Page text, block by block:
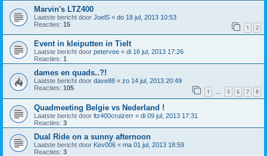
Marvin's LTZ400
Laatste bericht door JoelS « do 18 jul, 2013 10:53
Reacties: 15 1 2
Event in kleiputten in Tielt
Laatste bericht door petervee « di 16 jul, 2013 17:26
Reacties: 1
dames en quads..?!
Laatste bericht door dave88 « zo 14 jul, 2013 20:49
Reacties: 105 1 … 5 6 7 8
Quadmeeting Belgie vs Nederland !
Laatste bericht door ltz400cruizerr « di 09 jul, 2013 17:31
Reacties: 3
Dual Ride on a sunny afternoon
Laatste bericht door Kev006 « ma 01 jul, 2013 18:59
Reacties: 3